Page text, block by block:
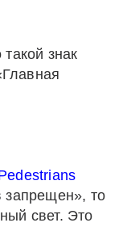
знак
то
свет. Это